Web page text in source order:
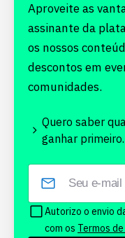
Aproveite as
assinante da
os nossos
descontos em
comunidades.
Quero saber
ganhar primeiro.
Autorizo o envio
com os Termos de